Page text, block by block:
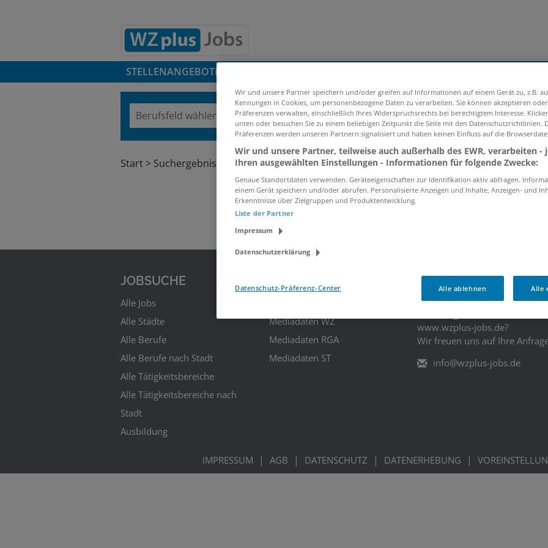
STELLENANGEBOTE
Start Suchergebnisse
Jobs von ONCOTEC Pharma
JOBSUCHE
Alle Jobs
Alle Städte
Alle Berufe
Alle Berufe nach Stadt
Alle Tätigkeitsbereiche
Alle Tätigkeitsbereiche nach
Stadt
Ausbildung
Mediadaten WZ
Mediadaten RGA
Mediadaten ST
KONTAKT
Sie interessieren sich für eine
www.wzplus‑jobs.de?
Wir freuen uns auf Ihre
info@wzplus-jobs.de
IMPRESSUM | AGB | DATENSCHUTZ | DATENERHEBUNG |
Wir und unsere Partner speichern und/oder greifen auf Informationen auf einem Gerät zu, z.B.
Kennungen in Cookies, um personenbezogene Daten zu verarbeiten. Sie können akzeptieren
Präferenzen verwalten, einschließlich Ihres Widerspruchsrechts bei berechtigtem Interesse.
unten oder besuchen Sie zu einem beliebigen Zeitpunkt die Seite mit den Datenschutzrichtlinien.
Präferenzen werden unseren Partnern signalisiert und haben keinen Einfluss auf die
Wir und unsere Partner, teilweise auch außerhalb des EWR, verarbeiten -
Ihren ausgewählten Einstellungen - Informationen für folgende Zwecke:
Genaue Standortdaten verwenden. Geräteeigenschaften zur Identifikation aktiv abfragen.
einem Gerät speichern und/oder abrufen. Personalisierte Anzeigen und Inhalte, Anzeigen- und
Erkenntnisse über Zielgruppen und Produktentwicklung.
Liste der Partner
Impressum
Datenschutzerklärung
Alle ablehnen Alle
Datenschutz-Präferenz-Center